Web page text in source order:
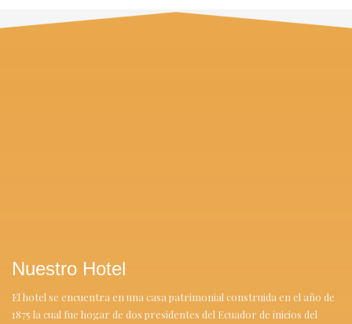
Nuestro Hotel
El hotel se encuentra en una casa patrimonial construida en el año de
1875 la cual fue hogar de dos presidentes del Ecuador de inicios del